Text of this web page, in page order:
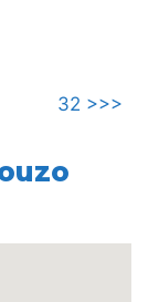
32 >>>